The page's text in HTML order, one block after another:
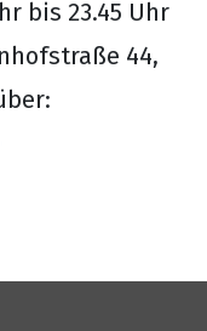
bis 23.45 Uhr
44,